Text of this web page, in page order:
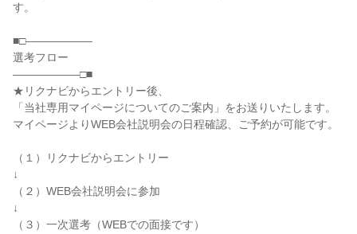
す。
■□――――――
選考フロー
――――――□■
★リクナビからエントリー後、
「当社専用マイページについてのご案内」をお送りいたします。
マイページよりWEB会社説明会の日程確認、ご予約が可能です。
（１）リクナビからエントリー
↓
（２）WEB会社説明会に参加
↓
（３）一次選考（WEBでの面接です）